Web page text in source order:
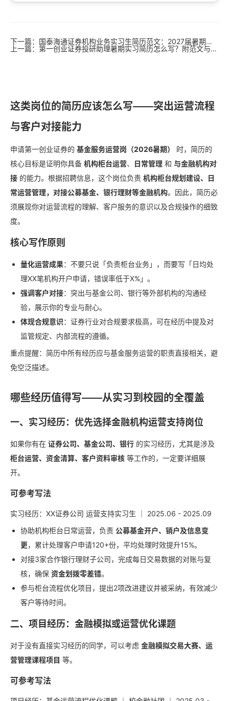
下一篇：国泰海通证券机构业务实习生简历范文：2027届暑期实习留用攻略
上一篇：第一创业证券投研助理暑期实习简历怎么写？附范文与直通校招攻略
这类岗位的简历应该怎么写——突出运营流程
与客户对接能力
申请第一创业证券的 基金服务运营岗（2026暑期）
时，简历的
核心目标是证明你具备 机构柜台运营、 日常管理 和 与金融机构对
接 的能力。根据招聘信息，这个岗位负责 机构柜台规划建设、日
常运营管理，对接公募基金、银行理财等金融机构。因此，简历必
须展现你对运营流程的理解、客户服务的意识以及合规操作的细致
度。
核心写作原则
量化运营成果：不要只说「负责柜台业务」，而要写「日均处
理XX笔机构开户申请，错误率低于X%」。
强调客户对接：突出与基金公司、银行等外部机构的沟通经
验，展示你的专业与耐心。
体现合规意识：证券行业对合规要求极高，可在经历中提及对
监管规定、内部流程的遵循。
重点提醒：简历中所有经历应与基金服务运营的职责直接相关，避
免空泛描述。
哪些经历值得写——从实习到校园的全覆盖
一、实习经历：优先选择金融机构运营支持岗位
如果你有在 证券公司、基金公司、银行 的实习经历，尤其是涉及
柜台运营、资金清算、客户资料审核 等工作的，一定要详细展
开。
可参考写法
实习经历：XX证券公司 运营支持实习生 ｜ 2025.06 - 2025.09
协助机构柜台日常运营，负责 公募基金开户、销户及信息变
更，累计处理客户申请120+份，平均处理时效提升15%。
对接3家合作银行理财子公司，完成每日交易数据的对账与复
核，确保 资金划拨零差错。
参与柜台流程优化项目，提出2项改进建议并被采纳，有效减少
客户等待时间。
二、项目经历：金融模拟或运营优化课题
对于没有直接实习经历的同学，可以考虑 金融模拟交易大赛、运
营管理课程项目 等。
可参考写法